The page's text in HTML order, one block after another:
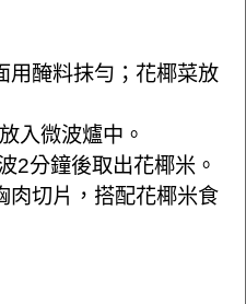
用醃料抹勻；花椰菜放
入微波爐中。
2分鐘後取出花椰米。
肉切片，搭配花椰米食